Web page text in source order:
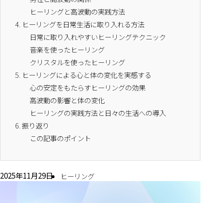
ヒーリングと高波動の実践方法
4. ヒーリングを日常生活に取り入れる方法
日常に取り入れやすいヒーリングテクニック
音楽を使ったヒーリング
クリスタルを使ったヒーリング
5. ヒーリングによる心と体の変化を実感する
心の安定をもたらすヒーリングの効果
高波動の影響と体の変化
ヒーリングの実践方法と日々の生活への導入
6.振り返り
この記事のポイント
2025年11月29日 ヒーリング